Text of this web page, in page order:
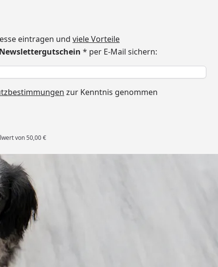
eintragen und viele Vorteile
* per E-Mail sichern:
zur Kenntnis genommen
von 50,00 €